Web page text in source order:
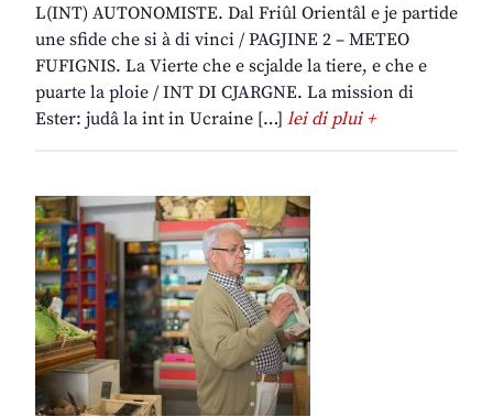
L(INT) AUTONOMISTE. Dal Friûl Orientâl e je partide
une sfide che si à di vinci / PAGJINE 2 – METEO
FUFIGNIS. La Vierte che e scjalde la tiere, e che e
puarte la ploie / INT DI CJARGNE. La mission di
Ester: judâ la int in Ucraine […] lei di plui +